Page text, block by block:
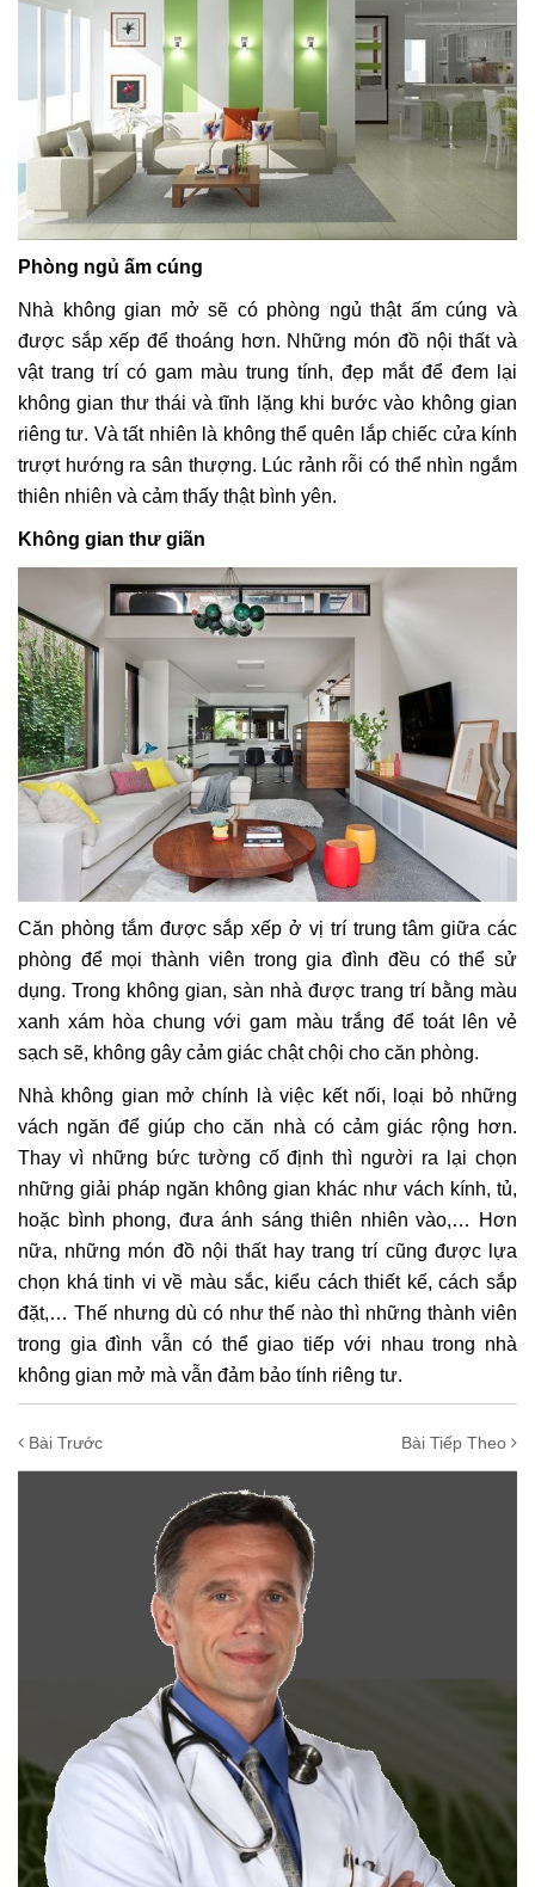
Phòng ngủ ấm cúng
Nhà không gian mở sẽ có phòng ngủ thật ấm cúng và
được sắp xếp để thoáng hơn. Những món đồ nội thất và
vật trang trí có gam màu trung tính, đẹp mắt để đem lại
không gian thư thái và tĩnh lặng khi bước vào không gian
riêng tư. Và tất nhiên là không thể quên lắp chiếc cửa kính
trượt hướng ra sân thượng. Lúc rảnh rỗi có thể nhìn ngắm
thiên nhiên và cảm thấy thật bình yên.
Không gian thư giãn
Căn phòng tắm được sắp xếp ở vị trí trung tâm giữa các
phòng để mọi thành viên trong gia đình đều có thể sử
dụng. Trong không gian, sàn nhà được trang trí bằng màu
xanh xám hòa chung với gam màu trắng để toát lên vẻ
sạch sẽ, không gây cảm giác chật chội cho căn phòng.
Nhà không gian mở chính là việc kết nối, loại bỏ những
vách ngăn để giúp cho căn nhà có cảm giác rộng hơn.
Thay vì những bức tường cố định thì người ra lại chọn
những giải pháp ngăn không gian khác như vách kính, tủ,
hoặc bình phong, đưa ánh sáng thiên nhiên vào,… Hơn
nữa, những món đồ nội thất hay trang trí cũng được lựa
chọn khá tinh vi về màu sắc, kiểu cách thiết kế, cách sắp
đặt,… Thế nhưng dù có như thế nào thì những thành viên
trong gia đình vẫn có thể giao tiếp với nhau trong nhà
không gian mở mà vẫn đảm bảo tính riêng tư.
Bài Trước Bài Tiếp Theo